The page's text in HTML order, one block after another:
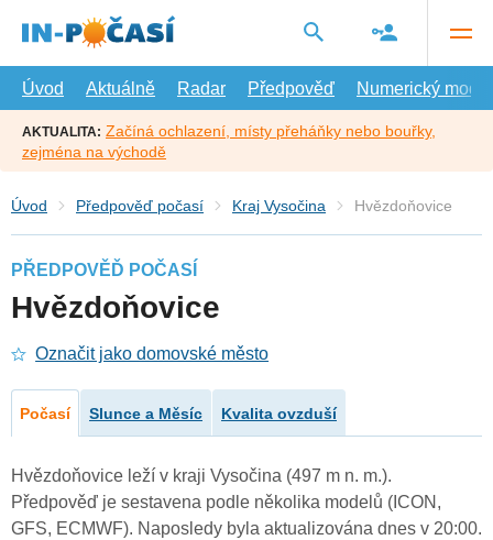
hlavní
Úvod
Aktuálně Radar Předpověď Numerický model
AKTUALITA: Začíná ochlazení, místy přeháňky nebo bouřky,
zejména na východě
Úvod Předpověď počasí Kraj Vysočina Hvězdoňovice
PŘEDPOVĚĎ POČASÍ
Hvězdoňovice
Označit jako domovské město
Počasí Slunce a Měsíc Kvalita ovzduší
Hvězdoňovice leží v kraji Vysočina (497 m n. m.).
Předpověď je sestavena podle několika modelů (ICON,
GFS, ECMWF). Naposledy byla aktualizována dnes v 20:00.